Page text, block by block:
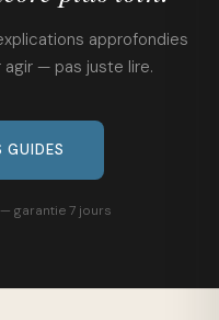
approfondies
— pas juste lire.
garantie 7 jours